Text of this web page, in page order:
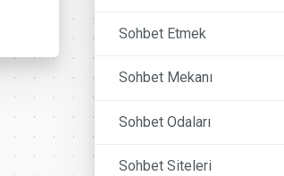
Sohbet Etmek
Sohbet Mekanı
Sohbet Odaları
Sohbet Siteleri